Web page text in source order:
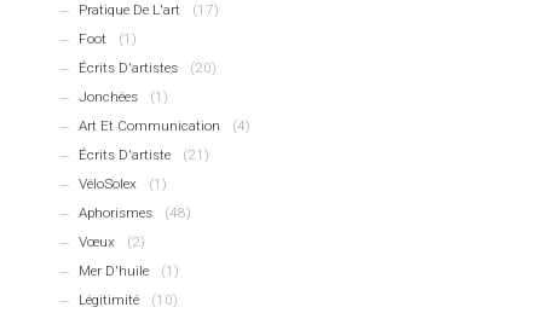
Pratique De L'art
(17)
Foot
(1)
Écrits D'artistes
(20)
Jonchées
(1)
Art Et Communication
(4)
Écrits D'artiste
(21)
VéloSolex
(1)
Aphorismes
(48)
Vœux
(2)
Mer D'huile
(1)
Légitimité
(10)